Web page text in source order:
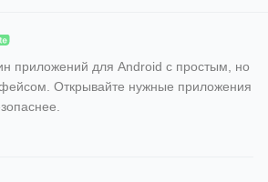
приложений для Android с простым, но
Открывайте нужные приложения